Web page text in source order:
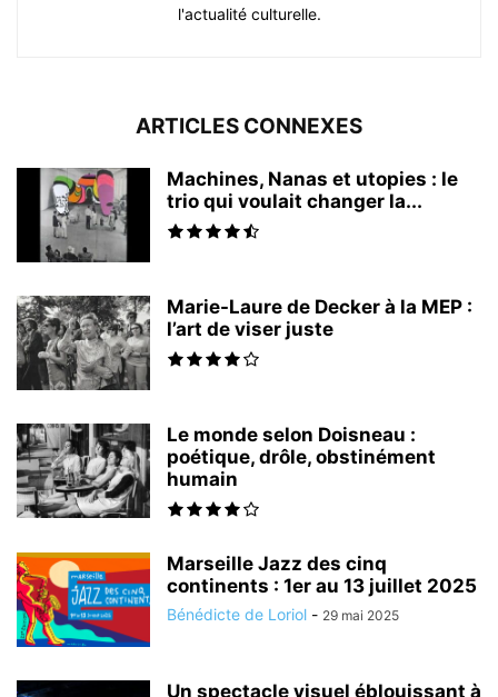
l'actualité culturelle.
ARTICLES CONNEXES
Machines, Nanas et utopies : le
trio qui voulait changer la...
Marie-Laure de Decker à la MEP :
l’art de viser juste
Le monde selon Doisneau :
poétique, drôle, obstinément
humain
Marseille Jazz des cinq
continents : 1er au 13 juillet 2025
Bénédicte de Loriol - 29 mai 2025
Un spectacle visuel éblouissant à